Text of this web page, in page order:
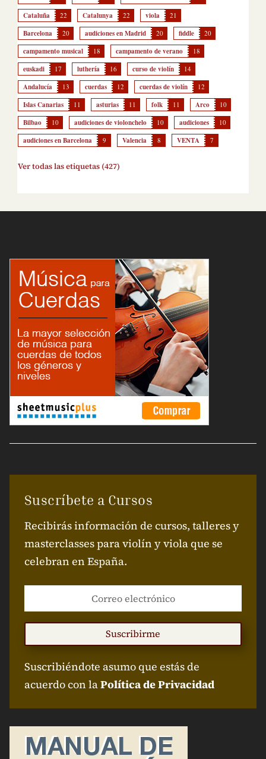
Cataluña 22 Catalunya 22 viola 21
Barcelona 20 audiciones en Madrid 20 fiddle 20
campamento musical 18 campamento de verano 18
euskadi 17 luthería 16 curso de violín 14
Andalucía 13 cuerdas 12 cuerdas de violín 12
Islas Canarias 11 asturias 11 folk 11 Arco 10
Bilbao 10 audiciones de violonchelo 10 audiciones 10
audiciones en Barcelona 9 Valencia 8 VENTA 7
Ver todas las etiquetas (427)
Suscríbete a Cursos
Recibirás información de cursos, talleres y
masterclasses para violín y viola que se
celebran en España.
Suscribirme
Suscribiéndote asumo que estás de
acuerdo con laPolítica de Privacidad